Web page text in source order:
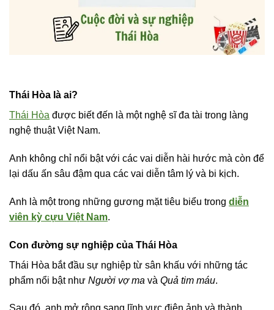
Thái Hòa là ai?
Thái Hòa được biết đến là một nghệ sĩ đa tài trong làng
nghệ thuật Việt Nam.
Anh không chỉ nổi bật với các vai diễn hài hước mà còn để
lại dấu ấn sâu đậm qua các vai diễn tâm lý và bi kịch.
Anh là một trong những gương mặt tiêu biểu trong diễn
viên kỳ cựu Việt Nam.
Con đường sự nghiệp của Thái Hòa
Thái Hòa bắt đầu sự nghiệp từ sân khấu với những tác
phẩm nổi bật như Người vợ ma và Quả tim máu.